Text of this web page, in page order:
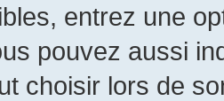
entrez une
pouvez aussi
choisir lors de